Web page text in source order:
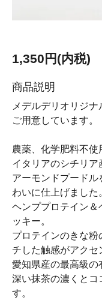
1,350円(内税)
商品説明
メデルデリオリジ
ご用意しています。
農薬、化学肥料不使
イタリアのシチリ
アーモンドプード
わいに仕上げました
ヘンププロテイン＆
ッキー。
プロテインのきな
チした触感がアクセ
愛知県産の最高級の
深い抹茶の濃くとコ
す。